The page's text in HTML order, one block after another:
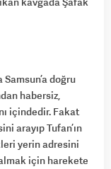
Samsun’a doğru
habersiz,
içindedir. Fakat
arayıp Tufan’ın
yerin adresini
için harekete